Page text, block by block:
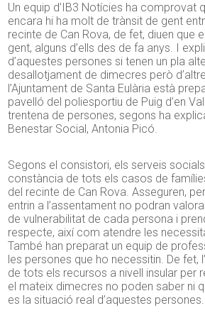
Un equip d’IB3 Notícies ha comprovat
encara hi ha molt de trànsit de gent
recinte de Can Rova, de fet, diuen que
gent, alguns d’ells des de fa anys. I
d’aquestes persones si tenen un pla
desallotjament de dimecres però
l’Ajuntament de Santa Eulària està
pavelló del poliesportiu de Puig d’en
trentena de persones, segons ha
Benestar Social, Antonia Picó.
Segons el consistori, els serveis
constància de tots els casos de
del recinte de Can Rova. Asseguren,
entrin a l’assentament no podran
de vulnerabilitat de cada persona i
respecte, així com atendre les
També han preparat un equip de
les persones que ho necessitin. De fet,
de tots els recursos a nivell insular per
el mateix dimecres no poden saber ni
es la situació real d’aquestes persones.